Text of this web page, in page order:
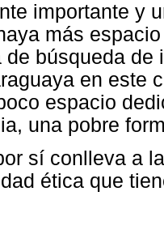
importante y
más
de búsqueda
en este
espacio
una pobre
sí conlleva a
ética que